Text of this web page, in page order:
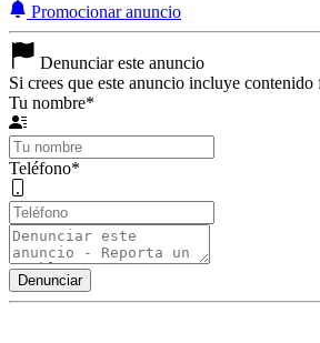
Promocionar anuncio
Denunciar este anuncio
Si crees que este anuncio incluye
Tu nombre*
Teléfono*